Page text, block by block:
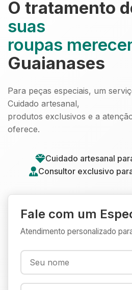
O tratamento
suas
roupas
Guaianases
Para peças especiais, um
Cuidado artesanal,
produtos exclusivos e a
oferece.
Cuidado artesanal
Consultor exclusivo
Fale com um
Atendimento personalizado